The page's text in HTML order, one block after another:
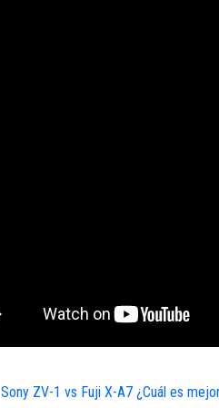
Sony ZV-1 vs Fuji X-A7 ¿Cuál es